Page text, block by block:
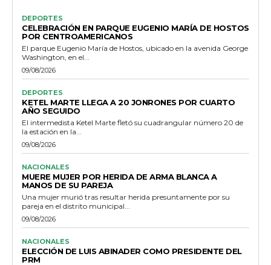
DEPORTES
CELEBRACIÓN EN PARQUE EUGENIO MARÍA DE HOSTOS
POR CENTROAMERICANOS
El parque Eugenio María de Hostos, ubicado en la avenida George
Washington, en el...
09/08/2026
DEPORTES
KETEL MARTE LLEGA A 20 JONRONES POR CUARTO
AÑO SEGUIDO
El intermedista Ketel Marte fletó su cuadrangular número 20 de
la estación en la...
09/08/2026
NACIONALES
MUERE MUJER POR HERIDA DE ARMA BLANCA A
MANOS DE SU PAREJA
Una mujer murió tras resultar herida presuntamente por su
pareja en el distrito municipal...
09/08/2026
NACIONALES
ELECCIÓN DE LUIS ABINADER COMO PRESIDENTE DEL
PRM